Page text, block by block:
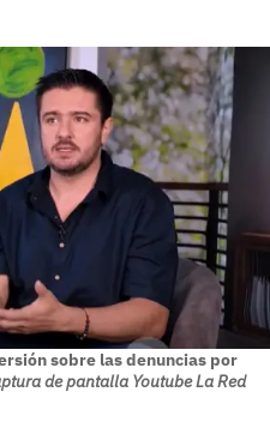
sobre las denuncias por
de pantalla Youtube La Red